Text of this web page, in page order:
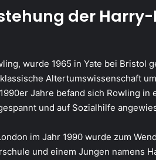
der
wurde 1965 in Yate bei Bristol
Altertumswissenschaft
Jahre befand sich Rowling in
und auf Sozialhilfe
im Jahr 1990 wurde zum
und einem Jungen namens